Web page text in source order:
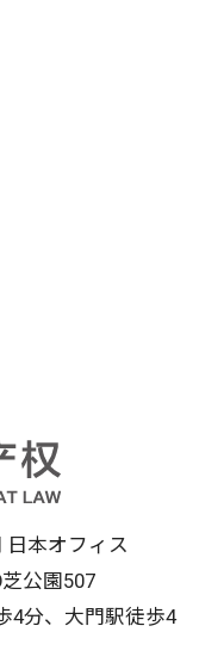
本オフィス
公園507
4分、大門駅徒歩4